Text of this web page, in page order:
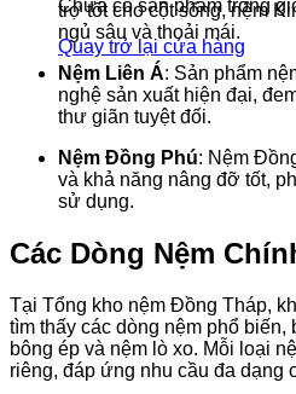
Chưa có sản phẩm trong
Quay trở lại cửa hàng
trợ tốt cho cột sống, nệm
ngủ sâu và thoải mái.
Nệm Liên Á: Sản phẩm
nghệ sản xuất hiện đại,
thư giãn tuyệt đối.
Nệm Đồng Phú: Nệm
và khả năng nâng đỡ tốt,
sử dụng.
Các Dòng Nệm
Tại Tổng kho nệm Đồng Tháp,
tìm thấy các dòng nệm phổ biến,
bông ép và nệm lò xo. Mỗi loại
riêng, đáp ứng nhu cầu đa dạng